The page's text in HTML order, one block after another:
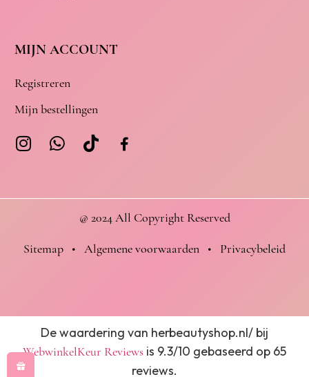
MIJN ACCOUNT
Registreren
Mijn bestellingen
@ 2024 All Copyright Reserved
Sitemap • Algemene voorwaarden • Privacybeleid
De waardering van herbeautyshop.nl/ bij
WebwinkelKeur Reviews is 9.3/10 gebaseerd op 65
reviews.